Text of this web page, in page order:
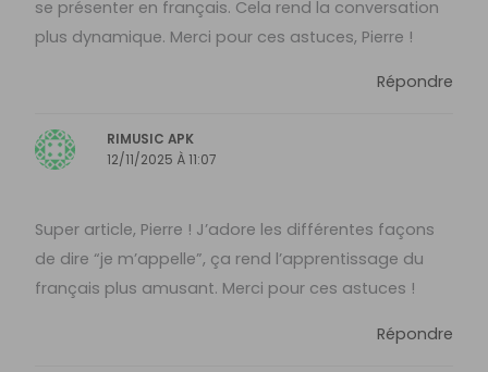
se présenter en français. Cela rend la conversation
plus dynamique. Merci pour ces astuces, Pierre !
Répondre
RIMUSIC APK
12/11/2025 À 11:07
Super article, Pierre ! J’adore les différentes façons
de dire “je m’appelle”, ça rend l’apprentissage du
français plus amusant. Merci pour ces astuces !
Répondre